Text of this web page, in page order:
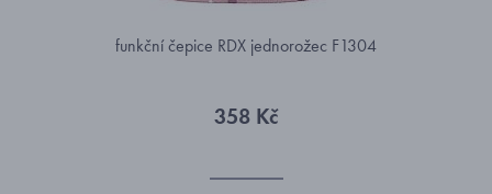
funkční čepice RDX jednorožec F1304
358 Kč